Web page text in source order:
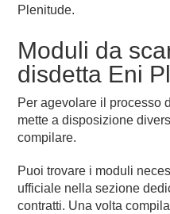
Plenitude.
Moduli da
disdetta Eni
Per agevolare il processo
mette a disposizione
compilare.
Puoi trovare i moduli
ufficiale nella sezione
contratti. Una volta